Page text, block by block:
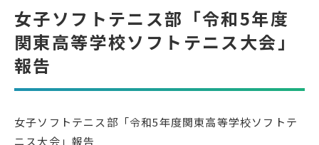
年間スケジュール
学校パンフレット
教科ガイド
保健室より
図書室より
保護者の方へ
女子ソフトテニス部「令和5年度
関東高等学校ソフトテニス大会」
報告
女子ソフトテニス部「令和5年度関東高等学校ソフトテ
ニス大会」報告